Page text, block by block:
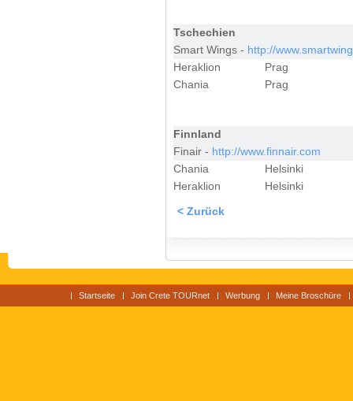
Tschechien
Smart Wings - http://
Heraklion
Prag
Chania
Prag
Finnland
Finair - http://www.finnair.com
Chania
Helsinki
Heraklion
Helsinki
< Zurück
Startseite Join Crete TOURnet Werbung Meine Broschüre